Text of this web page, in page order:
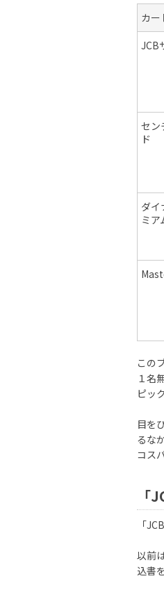
カー
JCB
セン
ド
ダイ
ミア
この
１名
ピッ
目を
るな
コス
「
「
以前
込書